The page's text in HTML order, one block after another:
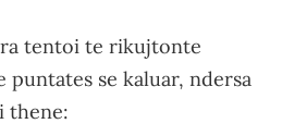
tentoi te rikujtonte
se kaluar, ndersa
thene: